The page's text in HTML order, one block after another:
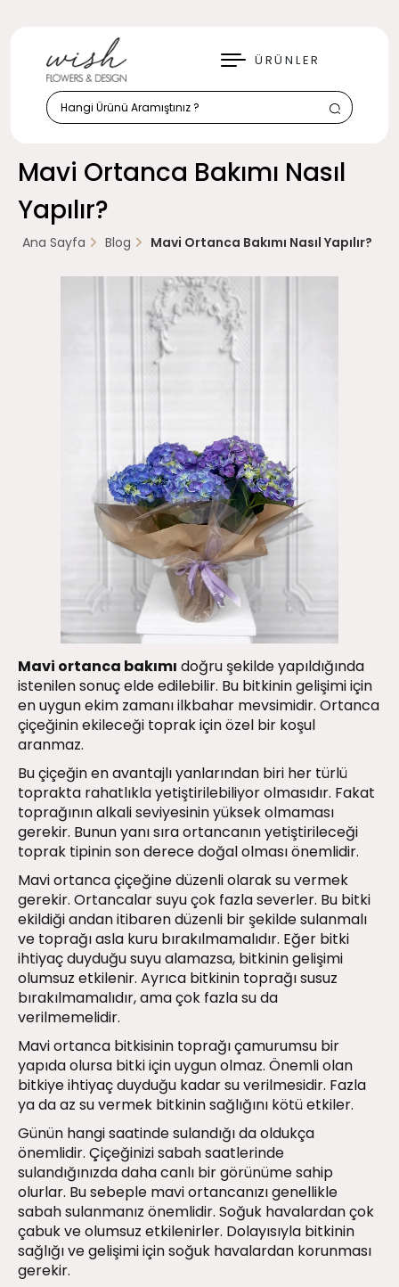
ÜRÜNLER
KAPAT
Mavi Ortanca Bakımı Nasıl
Yapılır?
Ana Sayfa Blog Mavi Ortanca Bakımı Nasıl Yapılır?
Mavi ortanca bakımı doğru şekilde yapıldığında
istenilen sonuç elde edilebilir. Bu bitkinin gelişimi için
en uygun ekim zamanı ilkbahar mevsimidir. Ortanca
çiçeğinin ekileceği toprak için özel bir koşul
aranmaz.
Bu çiçeğin en avantajlı yanlarından biri her türlü
toprakta rahatlıkla yetiştirilebiliyor olmasıdır. Fakat
toprağının alkali seviyesinin yüksek olmaması
gerekir. Bunun yanı sıra ortancanın yetiştirileceği
toprak tipinin son derece doğal olması önemlidir.
Mavi ortanca çiçeğine düzenli olarak su vermek
gerekir. Ortancalar suyu çok fazla severler. Bu bitki
ekildiği andan itibaren düzenli bir şekilde sulanmalı
ve toprağı asla kuru bırakılmamalıdır. Eğer bitki
ihtiyaç duyduğu suyu alamazsa, bitkinin gelişimi
olumsuz etkilenir. Ayrıca bitkinin toprağı susuz
bırakılmamalıdır, ama çok fazla su da
verilmemelidir.
Mavi ortanca bitkisinin toprağı çamurumsu bir
yapıda olursa bitki için uygun olmaz. Önemli olan
bitkiye ihtiyaç duyduğu kadar su verilmesidir. Fazla
ya da az su vermek bitkinin sağlığını kötü etkiler.
Günün hangi saatinde sulandığı da oldukça
önemlidir. Çiçeğinizi sabah saatlerinde
sulandığınızda daha canlı bir görünüme sahip
olurlar. Bu sebeple mavi ortancanızı genellikle
sabah sulanmanız önemlidir. Soğuk havalardan çok
çabuk ve olumsuz etkilenirler. Dolayısıyla bitkinin
sağlığı ve gelişimi için soğuk havalardan korunması
gerekir.